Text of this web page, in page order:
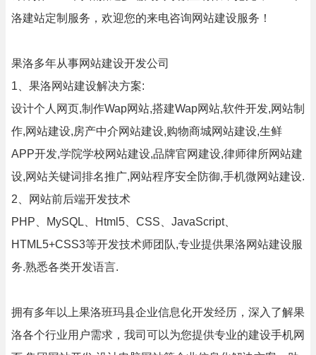
洛建站定制服务，欢迎您的来电咨询网站建设服务！
果洛多年从事网站建设开发公司
1、果洛网站建设解决方案:
设计个人网页,制作Wap网站,搭建Wap网站,软件开发,网站制
作,网站建设,房产中介网站建设,购物商城网站建设,生鲜
APP开发,学院学校网站建设,品牌官网建设,律师律所网站建
设,网站关键词排名推广,网站程序安全防御,手机微网站建设.
2、网站前后端开发技术
PHP、MySQL、Html5、CSS、JavaScript、
HTML5+CSS3等开发技术师团队,专业提供果洛网站建设服
务.熟悉各类开发语言.
拥有多年以上果洛班玛县企业信息化开发经历，深入了解果
洛各个行业用户需求，我司可以为您提供专业的建设手机网